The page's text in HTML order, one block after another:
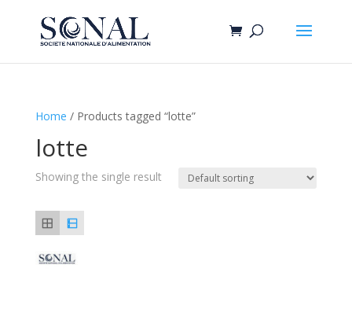
Home / Products tagged “lotte”
lotte
Showing the single result